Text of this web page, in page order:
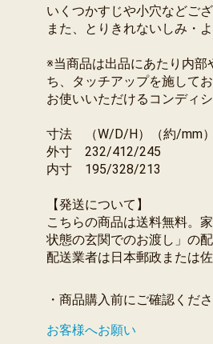
いくつかすじや小穴などござ
また、とりきれないしみ・
※当商品は出品にあたり内
ち、タッチアップを施して
お使いいただけるコンディ
寸法 （W/D/H）（約/mm）
外寸 232/412/245
内寸 195/328/213
【発送について】
こちらの商品は送料無料。
状態の玄関でのお渡し」の配
配送業者は日本郵政または
・商品購入前にご確認くだ
お客様へお願い